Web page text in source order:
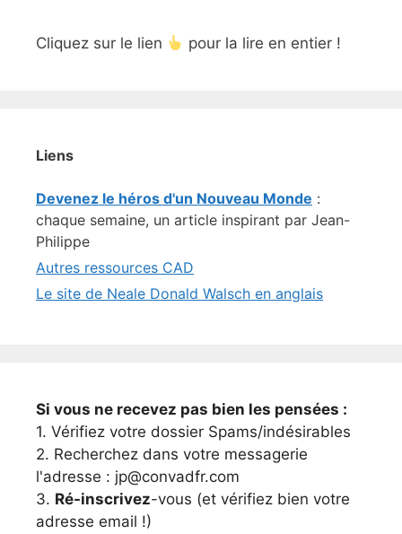
Cliquez sur le lien pour la lire en entier !
Liens
Devenez le héros d'un Nouveau Monde :
chaque semaine, un article inspirant par Jean-
Philippe
Autres ressources CAD
Le site de Neale Donald Walsch en anglais
Si vous ne recevez pas bien les pensées :
1. Vérifiez votre dossier Spams/indésirables
2. Recherchez dans votre messagerie
l'adresse : jp@convadfr.com
3. Ré-inscrivez-vous (et vérifiez bien votre
adresse email !)